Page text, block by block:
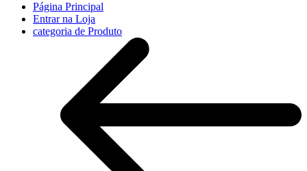
Página Principal
Entrar na Loja
categoria de Produto